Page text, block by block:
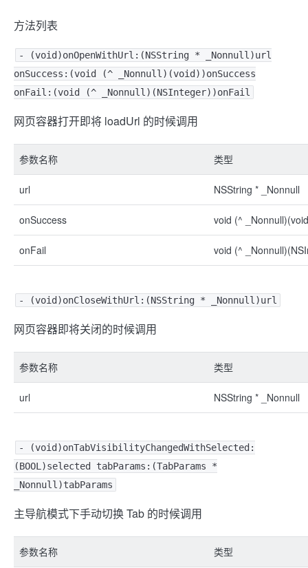
方法列表
- (void)onOpenWithUrl:(NSString * _Nonnull)url
onSuccess:(void (^ _Nonnull)(void))onSuccess
onFail:(void (^ _Nonnull)(NSInteger))onFail
网页容器打开即将 loadUrl 的时候调用
参数名称 类型
url NSString * _Nonnull
onSuccess void (^
onFail void (^
- (void)onCloseWithUrl:(NSString * _Nonnull)url
网页容器即将关闭的时候调用
参数名称 类型
url NSString * _Nonnull
- (void)onTabVisibilityChangedWithSelected:
(BOOL)selected tabParams:(TabParams *
_Nonnull)tabParams
主导航模式下手动切换 Tab 的时候调用
参数名称 类型